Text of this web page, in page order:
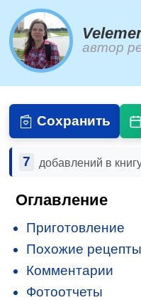
автор
Сохранить
7 добавлений в
Оглавление
Приготовление
Похожие рецепты
Комментарии
Фотоотчеты